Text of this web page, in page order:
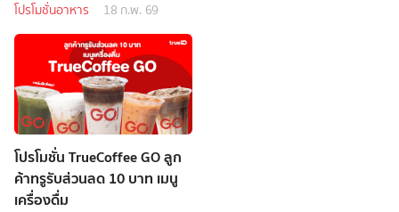
โปรโมชั่นอาหาร 18 ก.พ. 69
โปรโมชั่น TrueCoffee GO ลูก
ค้าทรูรับส่วนลด 10 บาท เมนู
เครื่องดื่ม